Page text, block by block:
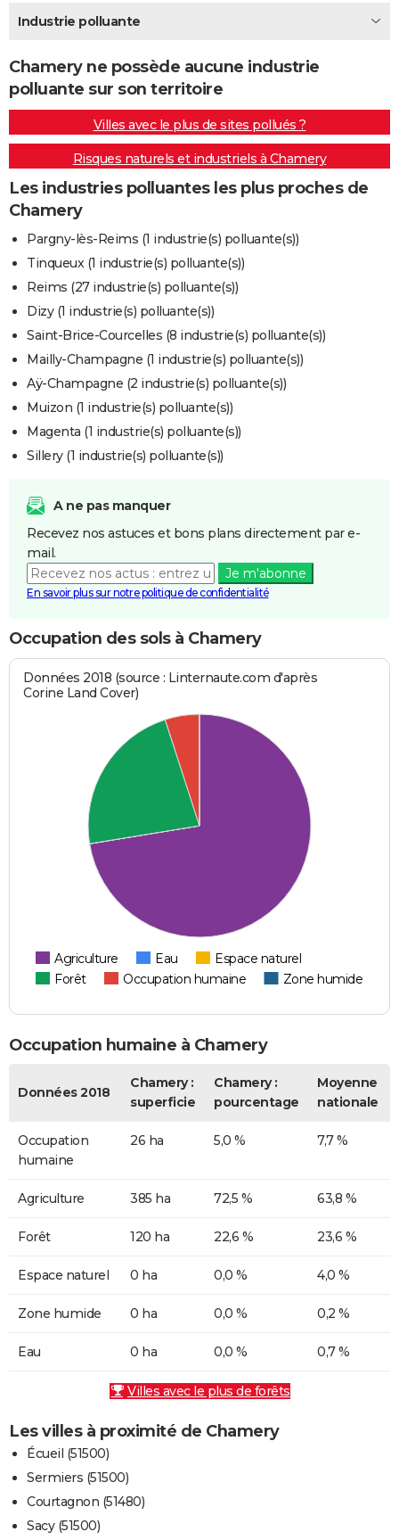
Destinations
City break
Voyage nature
Voyage de noces
Forum
Climat
+PHOTO
GUIDES D'ACHAT
BONS PLANS
CARTE DE VOEUX
Carte de Noël
Carte Bonne année
Carte Saint-Valentin
Carte Pâques
Carte d'anniversaire
DICTIONNAIRE
Dictionnaire
Biographies
Citations
Expressions
Proverbes
PROGRAMME TV
COPAINS D'AVANT
S'inscrire
Se connecter
Lycées
Collèges
Primaires
Universités
Entreprises
Service militaire
Avis de recherche
AVIS DE DÉCÈS
FORUM
Bricolage
Lifestyle
Culture
Sport
Auto
Television
Voyage
Cinema
Industrie polluante
Chamery ne possède aucune industrie
polluante sur son territoire
Villes avec le plus de sites pollués ?
Risques naturels et industriels à Chamery
Les industries polluantes les plus proches de
Chamery
Pargny-lès-Reims (1 industrie(s) polluante(s))
Tinqueux (1 industrie(s) polluante(s))
Reims (27 industrie(s) polluante(s))
Dizy (1 industrie(s) polluante(s))
Saint-Brice-Courcelles (8 industrie(s) polluante(s))
Mailly-Champagne (1 industrie(s) polluante(s))
Aÿ-Champagne (2 industrie(s) polluante(s))
Muizon (1 industrie(s) polluante(s))
Magenta (1 industrie(s) polluante(s))
Sillery (1 industrie(s) polluante(s))
A ne pas manquer
Recevez nos astuces et bons plans directement par e-
mail.
Je m'abonne
En savoir plus sur notre politique de confidentialité
Occupation des sols à Chamery
Données 2018 (source : Linternaute.com d'après
Corine Land Cover)
Agriculture Eau
Espace naturel
Forêt
Occupation humaine Zone humide
Occupation humaine à Chamery
Données 2018
Chamery :
superficie
Chamery :
pourcentage
Moyenne
nationale
Occupation
humaine
26 ha 5,0 % 7,7 %
Agriculture 385 ha 72,5 % 63,8 %
Forêt 120 ha 22,6 % 23,6 %
Espace naturel 0 ha 0,0 % 4,0 %
Zone humide 0 ha 0,0 % 0,2 %
Eau 0 ha 0,0 % 0,7 %
Villes avec le plus de forêts
Les villes à proximité de Chamery
Écueil (51500)
Sermiers (51500)
Courtagnon (51480)
Sacy (51500)